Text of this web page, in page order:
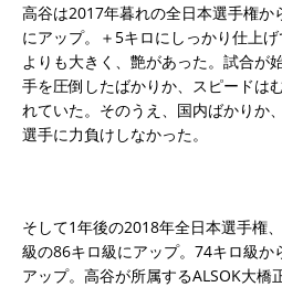
高谷は2017年暮れの全日本選手権か
にアップ。＋5キロにしっかり仕上
よりも大きく、艶があった。試合が
手を圧倒したばかりか、スピードは
れていた。そのうえ、国内ばかりか
選手に力負けしなかった。
そして1年後の2018年全日本選手権
級の86キロ級にアップ。74キロ級か
アップ。高谷が所属するALSOK大橋